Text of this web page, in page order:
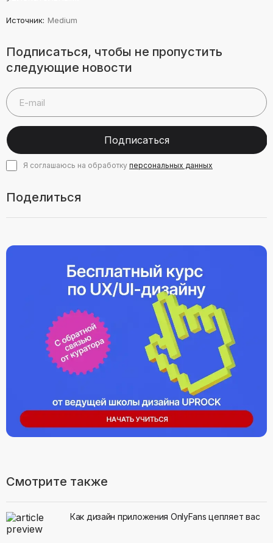
Источник: Medium
Подписаться, чтобы не пропустить
следующие новости
Подписаться
Я соглашаюсь на обработку персональных данных
Поделиться
Смотрите также
Как дизайн приложения OnlyFans цепляет вас